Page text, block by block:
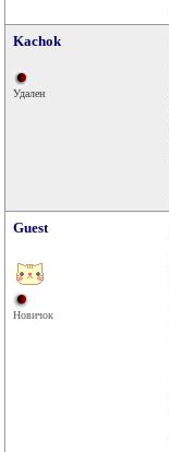
Kachok
Удален
Guest
Новичок